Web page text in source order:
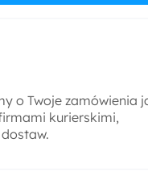
o Twoje zamówienia
kurierskimi,